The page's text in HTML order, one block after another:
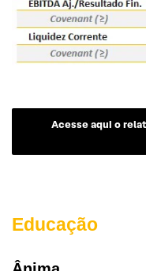
Acesse aqui o
Educação